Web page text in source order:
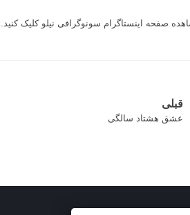
صفحه اینستاگرام سونوگرافی نیلو کلیک
قبلی
عشق هشتاد سالگی